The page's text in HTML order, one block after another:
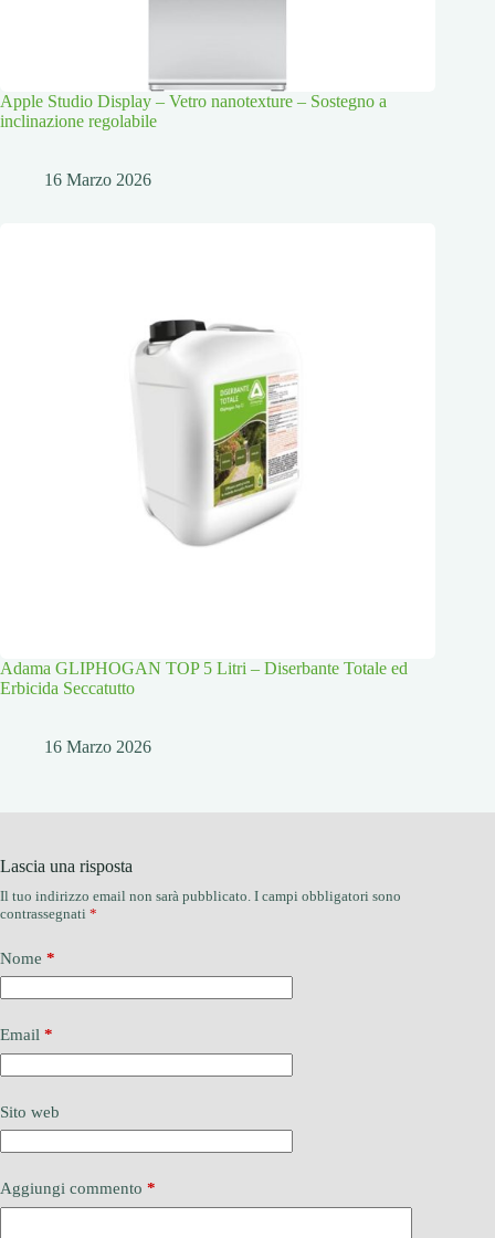
Apple Studio Display – Vetro nanotexture – Sostegno a
inclinazione regolabile
16 Marzo 2026
Adama GLIPHOGAN TOP 5 Litri – Diserbante Totale ed
Erbicida Seccatutto
16 Marzo 2026
Lascia una risposta
Il tuo indirizzo email non sarà pubblicato. I campi obbligatori sono
contrassegnati *
Nome *
Email *
Sito web
Aggiungi commento *